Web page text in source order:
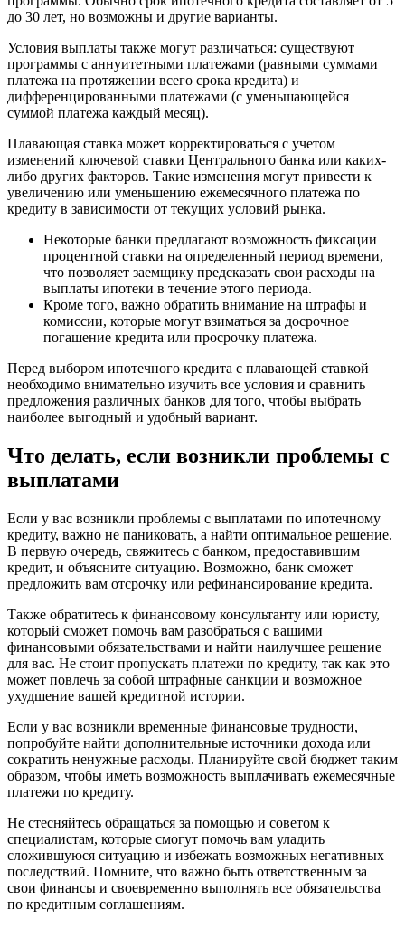
до 30 лет, но возможны и другие варианты.
Условия выплаты также могут различаться: существуют
программы с аннуитетными платежами (равными суммами
платежа на протяжении всего срока кредита) и
дифференцированными платежами (с уменьшающейся
суммой платежа каждый месяц).
Плавающая ставка может корректироваться с учетом
изменений ключевой ставки Центрального банка или каких-
либо других факторов. Такие изменения могут привести к
увеличению или уменьшению ежемесячного платежа по
кредиту в зависимости от текущих условий рынка.
Некоторые банки предлагают возможность фиксации
процентной ставки на определенный период времени,
что позволяет заемщику предсказать свои расходы на
выплаты ипотеки в течение этого периода.
Кроме того, важно обратить внимание на штрафы и
комиссии, которые могут взиматься за досрочное
погашение кредита или просрочку платежа.
Перед выбором ипотечного кредита с плавающей ставкой
необходимо внимательно изучить все условия и сравнить
предложения различных банков для того, чтобы выбрать
наиболее выгодный и удобный вариант.
Что делать, если возникли проблемы с
выплатами
Если у вас возникли проблемы с выплатами по ипотечному
кредиту, важно не паниковать, а найти оптимальное решение.
В первую очередь, свяжитесь с банком, предоставившим
кредит, и объясните ситуацию. Возможно, банк сможет
предложить вам отсрочку или рефинансирование кредита.
Также обратитесь к финансовому консультанту или юристу,
который сможет помочь вам разобраться с вашими
финансовыми обязательствами и найти наилучшее решение
для вас. Не стоит пропускать платежи по кредиту, так как это
может повлечь за собой штрафные санкции и возможное
ухудшение вашей кредитной истории.
Если у вас возникли временные финансовые трудности,
попробуйте найти дополнительные источники дохода или
сократить ненужные расходы. Планируйте свой бюджет таким
образом, чтобы иметь возможность выплачивать ежемесячные
платежи по кредиту.
Не стесняйтесь обращаться за помощью и советом к
специалистам, которые смогут помочь вам уладить
сложившуюся ситуацию и избежать возможных негативных
последствий. Помните, что важно быть ответственным за
свои финансы и своевременно выполнять все обязательства
по кредитным соглашениям.